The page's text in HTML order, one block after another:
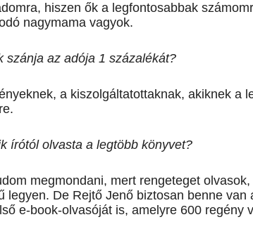
hiszen ők a legfontosabbak
nagymama vagyok.
szánja az adója 1 százalékát?
a kiszolgáltatottaknak, akiknek a
írótól olvasta a legtöbb könyvet?
megmondani, mert rengeteget
legyen. De Rejtő Jenő biztosan benne
e-book-olvasóját is, amelyre 600 regény